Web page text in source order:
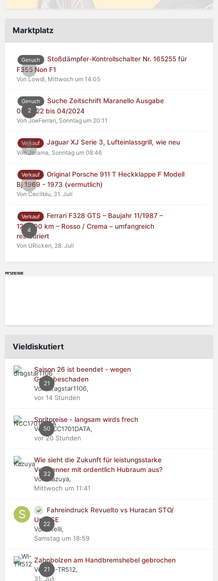
Marktplatz
0
Gesuch
Stoßdämpfer-Kontrollschalter Nr. 165255 für
F355 Non F1
Von Lowdi, Mittwoch um 14:05
2
Gesuch
Suche Zeitschrift Maranello Ausgabe
04/2022 bis 04/2024
Von JoeFerrari, Sonntag um 20:11
0
Verkauf Jaguar XJ Serie 3, Lufteinlassgrill, wie neu
Von Jarama, Sonntag um 08:46
0
Verkauf
Original Porsche 911 T Heckklappe F Modell
Bj 1969 - 1973 (vermutlich)
Von Cecilblu, 31. Juli
4
Verkauf
Ferrari F328 GTS – Baujahr 11/1987 –
125.000 km – Rosso / Crema – umfangreich
restauriert
Von URicken, 28. Juli
Vieldiskutiert
21
Saison 26 ist beendet - wegen
Getriebeschaden
Von dragstar1106,
vor 14 Stunden
50
Spritpreise - langsam wirds frech
Von NCC1701DATA,
vor 20 Stunden
32
Wie sieht die Zukunft für leistungsstarke
Verbrenner mit ordentlich Hubraum aus?
Von Kazuya,
Mittwoch um 11:41
22
Fahreindruck Revuelto vs Huracan STO/
Urus SE
Von stelli,
Samstag um 18:59
21
Zahnbolzen am Handbremshebel gebrochen
Von WI-TR512,
31. Juli